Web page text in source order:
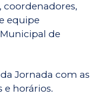
coordenadores,
equipe
de
Jornada com as
e horários.